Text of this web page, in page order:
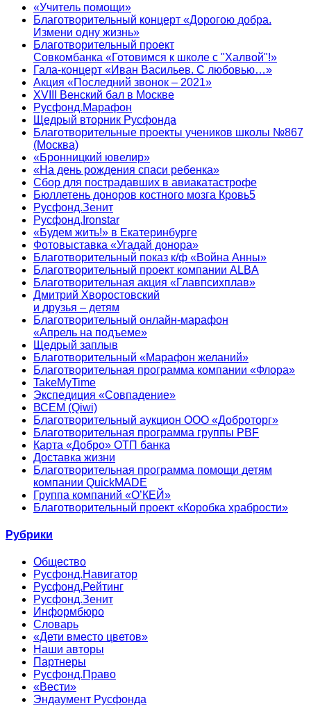
«Учитель помощи»
Благотворительный концерт «Дорогою добра.
Измени одну жизнь»
Благотворительный проект
Совкомбанка «Готовимся к школе с "Халвой"!»
Гала-концерт «Иван Васильев. С любовью…»
Акция «Последний звонок – 2021»
XVIII Венский бал в Москве
Русфонд.Марафон
Щедрый вторник Русфонда
Благотворительные проекты учеников школы №867
(Москва)
«Бронницкий ювелир»
«На день рождения спаси ребенка»
Сбор для пострадавших в авиакатастрофе
Бюллетень доноров костного мозга Кровь5
Русфонд.Зенит
Русфонд.Ironstar
«Будем жить!» в Екатеринбурге
Фотовыставка «Угадай донора»
Благотворительный показ к/ф «Война Анны»
Благотворительный проект компании ALBA
Благотворительная акция «Главпсихплав»
Дмитрий Хворостовский
и друзья – детям
Благотворительный онлайн‑марафон
«Апрель на подъеме»
Щедрый заплыв
Благотворительный «Марафон желаний»
Благотворительная программа компании «Флора»
TakeMyTime
Экспедиция «Совпадение»
ВСЕМ (Qiwi)
Благотворительный аукцион ООО «Доброторг»
Благотворительная программа группы PBF
Карта «Добро» ОТП банка
Доставка жизни
Благотворительная программа помощи детям
компании QuickMADE
Группа компаний «О’КЕЙ»
Благотворительный проект «Коробка храбрости»
Рубрики
Общество
Русфонд.Навигатор
Русфонд.Рейтинг
Русфонд.Зенит
Информбюро
Словарь
«Дети вместо цветов»
Наши авторы
Партнеры
Русфонд.Право
«Вести»
Эндаумент Русфонда